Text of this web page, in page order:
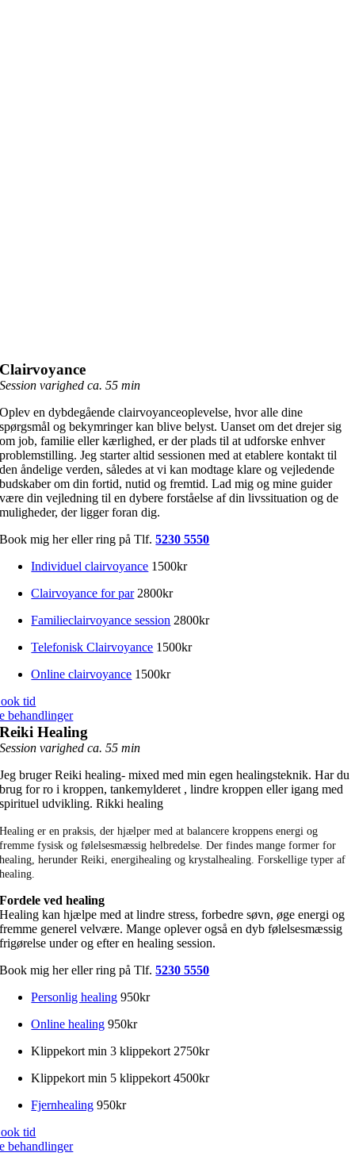
Clairvoyance
Session varighed ca. 55 min
Oplev en dybdegående clairvoyanceoplevelse, hvor alle dine
spørgsmål og bekymringer kan blive belyst. Uanset om det drejer sig
om job, familie eller kærlighed, er der plads til at udforske enhver
problemstilling. Jeg starter altid sessionen med at etablere kontakt til
den åndelige verden, således at vi kan modtage klare og vejledende
budskaber om din fortid, nutid og fremtid. Lad mig og mine guider
være din vejledning til en dybere forståelse af din livssituation og de
muligheder, der ligger foran dig.
Book mig her eller ring på Tlf.5230 5550
Individuel clairvoyance 1500kr
Clairvoyance for par2800kr
Familieclairvoyance session 2800kr
Telefonisk Clairvoyance 1500kr
Online clairvoyance 1500kr
tid
behandlinger
Reiki Healing
Session varighed ca. 55 min
Jeg bruger Reiki healing- mixed med min egen healingsteknik. Har du
brug for ro i kroppen, tankemylderet , lindre kroppen eller igang med
spirituel udvikling. Rikki healing
Healing er en praksis, der hjælper med at balancere kroppens energi og
fremme fysisk og følelsesmæssig helbredelse. Der findes mange former for
healing, herunder Reiki, energihealing og krystalhealing. Forskellige typer af
healing.
Fordele ved healing
Healing kan hjælpe med at lindre stress, forbedre søvn, øge energi og
fremme generel velvære. Mange oplever også en dyb følelsesmæssig
frigørelse under og efter en healing session.
Book mig her eller ring på Tlf.5230 5550
Personlig healing 950kr
Online healing 950kr
Klippekort min 3 klippekort 2750kr
Klippekort min 5 klippekort 4500kr
Fjernhealing 950kr
tid
behandlinger